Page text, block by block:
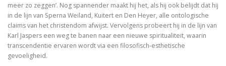
Nieuw atheïsme, een kritische reactie op Dawkins,
meer zo zeggen’. Nog spannender maakt hij het, als hij ook belijdt dat hij
in de lijn van Sperna Weiland, Kuitert en Den Heyer, alle ontologische
claims van het christendom afwijst. Vervolgens probeert hij in de lijn van
Karl Jaspers een weg te banen naar een nieuwe spiritualiteit, waarin
transcendentie ervaren wordt via een filosofisch-esthetische
gevoeligheid.